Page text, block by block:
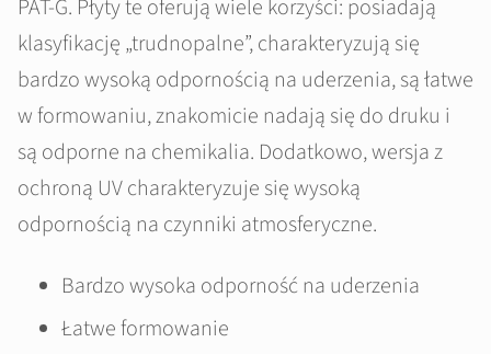
PAT-G. Płyty te oferują wiele korzyści: posiadają
klasyfikację „trudnopalne”, charakteryzują się
bardzo wysoką odpornością na uderzenia, są łatwe
w formowaniu, znakomicie nadają się do druku i
są odporne na chemikalia. Dodatkowo, wersja z
ochroną UV charakteryzuje się wysoką
odpornością na czynniki atmosferyczne.
Bardzo wysoka odporność na uderzenia
Łatwe formowanie